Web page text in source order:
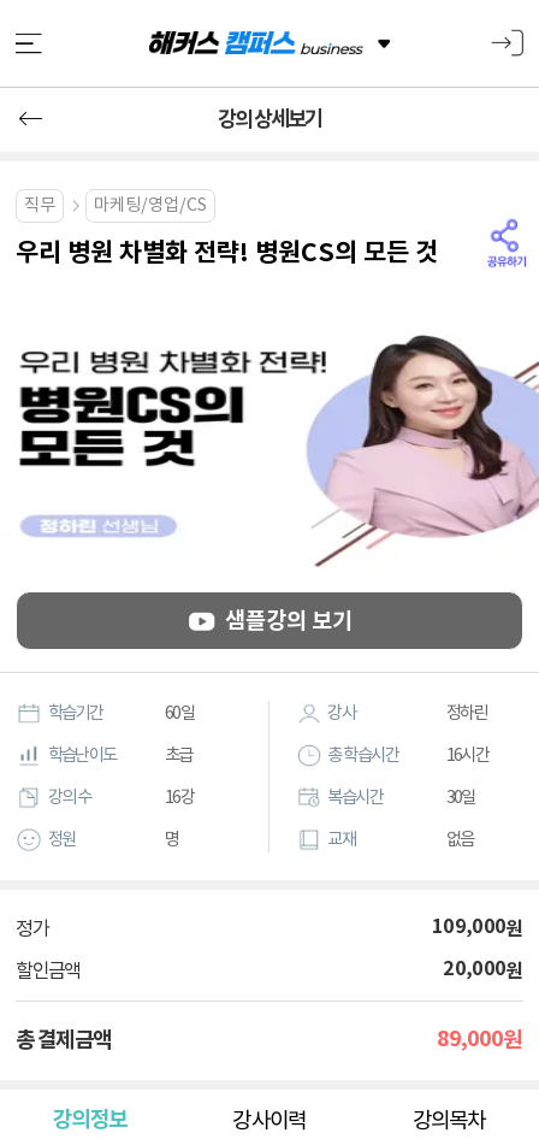
강의 상세보기
직무 마케팅/영업/CS
우리 병원 차별화 전략! 병원CS의 모든 것
샘플강의 보기
학습기간 60일
학습난이도 초급
강의 수 16강
정원 명
강사 정하린
총 학습시간 16시간
복습시간 30일
교재 없음
정가 109,000원
할인금액 20,000원
총 결제금액 89,000원
강의정보 강사이력 강의목차